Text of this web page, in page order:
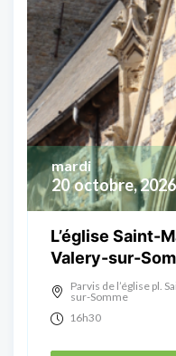
20 octobre, 2026
mardi
L’église Saint-
Valery-sur-
Parvis de l’église pl.
sur-Somme
16h30